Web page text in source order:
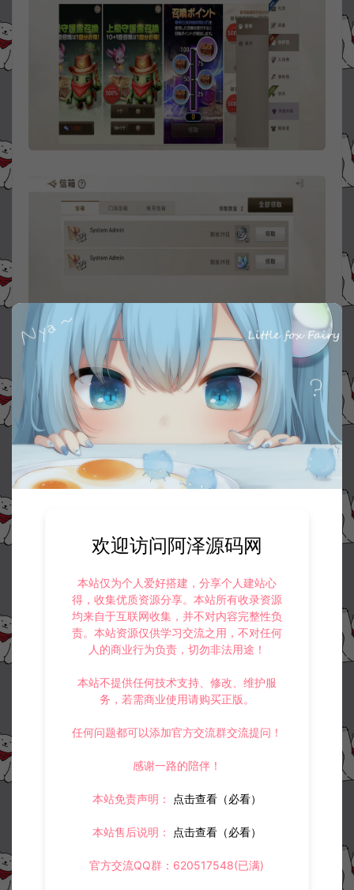
欢迎访问阿泽源码网
本站仅为个人爱好搭建，分享个人建站心
得，收集优质资源分享。本站所有收录资源
均来自于互联网收集，并不对内容完整性负
责。本站资源仅供学习交流之用，不对任何
人的商业行为负责，切勿非法用途！
本站不提供任何技术支持、修改、维护服
务，若需商业使用请购买正版。
任何问题都可以添加官方交流群交流提问！
感谢一路的陪伴！
本站免责声明： 点击查看（必看）
本站售后说明： 点击查看（必看）
官方交流QQ群：620517548(已满)